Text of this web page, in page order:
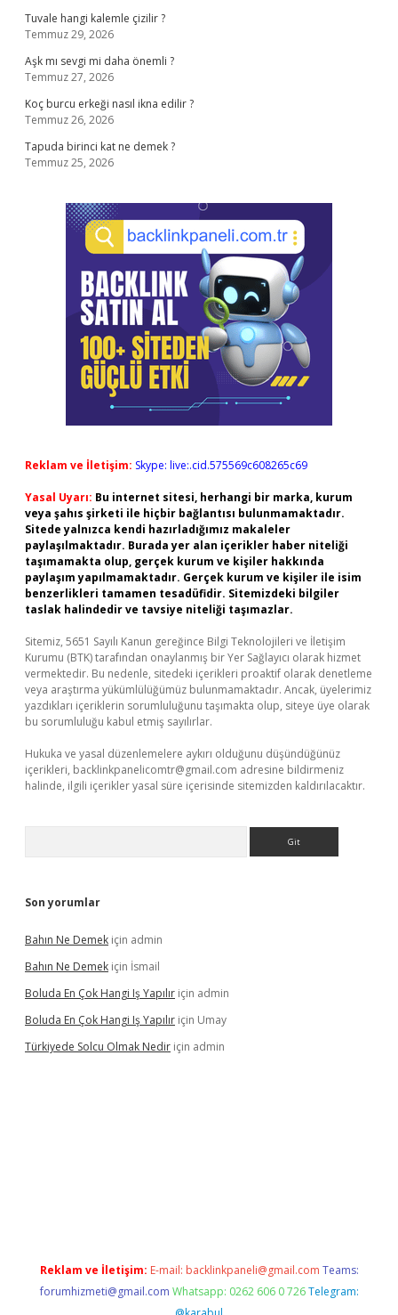
Tuvale hangi kalemle çizilir ?
Temmuz 29, 2026
Aşk mı sevgi mi daha önemli ?
Temmuz 27, 2026
Koç burcu erkeği nasıl ikna edilir ?
Temmuz 26, 2026
Tapuda birinci kat ne demek ?
Temmuz 25, 2026
Reklam ve İletişim: Skype: live:.cid.575569c608265c69
Yasal Uyarı: Bu internet sitesi, herhangi bir marka, kurum
veya şahıs şirketi ile hiçbir bağlantısı bulunmamaktadır.
Sitede yalnızca kendi hazırladığımız makaleler
paylaşılmaktadır. Burada yer alan içerikler haber niteliği
taşımamakta olup, gerçek kurum ve kişiler hakkında
paylaşım yapılmamaktadır. Gerçek kurum ve kişiler ile isim
benzerlikleri tamamen tesadüfidir. Sitemizdeki bilgiler
taslak halindedir ve tavsiye niteliği taşımazlar.
Sitemiz, 5651 Sayılı Kanun gereğince Bilgi Teknolojileri ve İletişim
Kurumu (BTK) tarafından onaylanmış bir Yer Sağlayıcı olarak hizmet
vermektedir. Bu nedenle, sitedeki içerikleri proaktif olarak denetleme
veya araştırma yükümlülüğümüz bulunmamaktadır. Ancak, üyelerimiz
yazdıkları içeriklerin sorumluluğunu taşımakta olup, siteye üye olarak
bu sorumluluğu kabul etmiş sayılırlar.
Hukuka ve yasal düzenlemelere aykırı olduğunu düşündüğünüz
içerikleri, backlinkpanelicomtr@gmail.com adresine bildirmeniz
halinde, ilgili içerikler yasal süre içerisinde sitemizden kaldırılacaktır.
Son yorumlar
Bahın Ne Demek için admin
Bahın Ne Demek için İsmail
Boluda En Çok Hangi Iş Yapılır için admin
Boluda En Çok Hangi Iş Yapılır için Umay
Türkiyede Solcu Olmak Nedir için admin
Reklam ve İletişim: E-mail: backlinkpaneli@gmail.com Teams:
forumhizmeti@gmail.com Whatsapp: 0262 606 0 726 Telegram: